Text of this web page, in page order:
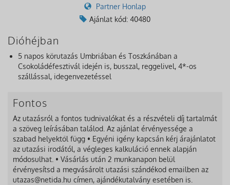
Partner Honlap
Ajánlat kód: 40480
Dióhéjban
5 napos körutazás Umbriában és Toszkánában a
Csokoládéfesztivál idején is, busszal, reggelivel, 4*-os
szállással, idegenvezetéssel
Fontos
Az utazásról a fontos tudnivalókat és a részvételi díj tartalmát
a szöveg leírásában találod. Az ajánlat érvényessége a
szabad helyektől függ • Egyéni igény kapcsán kérj árajánlatot
az utazási irodától, a végleges kalkuláció ennek alapján
módosulhat. • Vásárlás után 2 munkanapon belül
érvényesítsd a megvásárolt utazási szándékod emailben az
utazas@netida.hu címen, ajándékutalvány esetében is.